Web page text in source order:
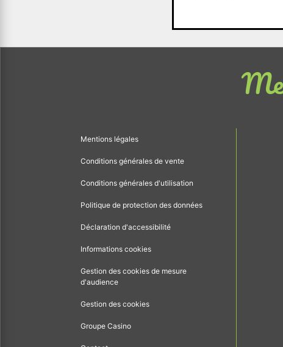
Mentions légales
Conditions générales de vente
Conditions générales d'utilisation
Politique de protection des données
Déclaration d'accessibilité
Informations cookies
Gestion des cookies de mesure
d'audience
Gestion des cookies
Groupe Casino